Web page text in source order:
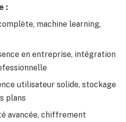
:
machine learning,
en entreprise, intégration
utilisateur solide, stockage
plans
avancée, chiffrement